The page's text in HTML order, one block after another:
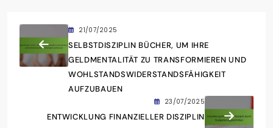
21/07/2025
SELBSTDISZIPLIN BÜCHER, UM IHRE
GELDMENTALITÄT ZU TRANSFORMIEREN UND
WOHLSTANDSWIDERSTANDSFÄHIGKEIT
AUFZUBAUEN
23/07/2025
ENTWICKLUNG FINANZIELLER DISZIPLIN